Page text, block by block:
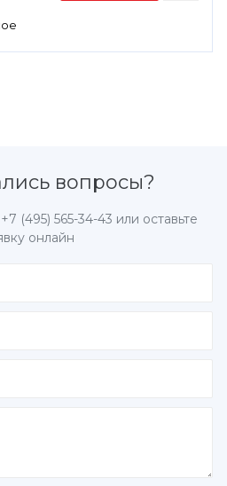
вопросы?
+7 (495) 565-34-43 или оставьте
онлайн